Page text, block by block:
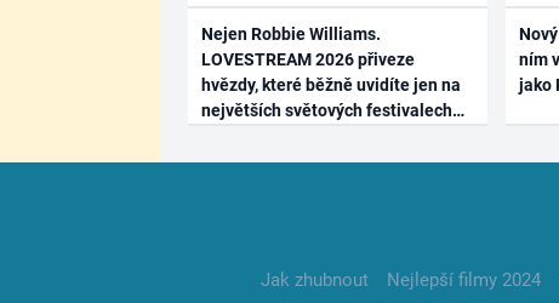
Nejen Robbie Williams.
LOVESTREAM 2026 přiveze
hvězdy, které běžně uvidíte jen na
největších světových festivalech
ním
jako
Jak zhubnout Nejlepší filmy 2024